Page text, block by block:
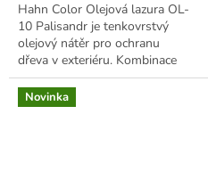
Hahn Color Olejová lazura OL-
10 Palisandr je tenkovrstvý
olejový nátěr pro ochranu
dřeva v exteriéru. Kombinace
alkydových pryskyřic a lněného
oleje proniká do struktury
dřeva,...
Novinka